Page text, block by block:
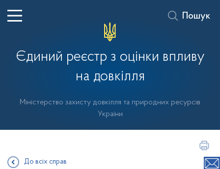
Єдиний реєстр з оцінки впливу
на довкілля
Міністерство захисту довкілля та природних ресурсів
України
Пошук
До всіх справ